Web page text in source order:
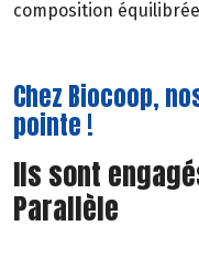
composition
Chez Biocoop,
pointe !
Ils sont
Parallèle